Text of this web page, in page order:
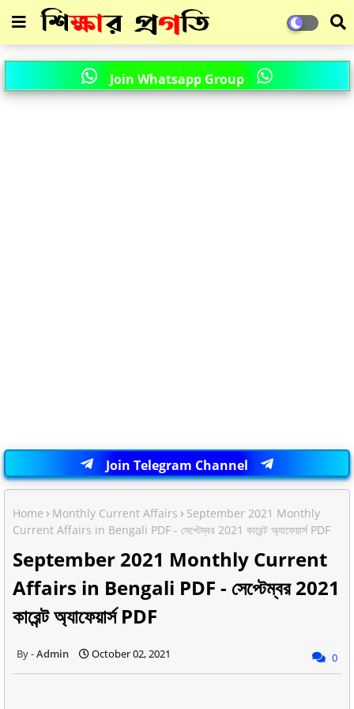
Join Whatsapp Group
Join Telegram Channel
Home Monthly Current Affairs
September 2021 Monthly
Current Affairs in Bengali PDF - সেপ্টেম্বর 2021 কারেন্ট অ্যাফেয়ার্স PDF
September 2021 Monthly Current
Affairs in Bengali PDF - সেপ্টেম্বর 2021
কারেন্ট অ্যাফেয়ার্স PDF
Admin October 02, 2021 0